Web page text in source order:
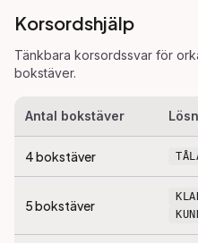
Korsordshjälp
Tänkbara korsordssvar för
bokstäver.
Antal bokstäver
4bokstäver
5bokstäver